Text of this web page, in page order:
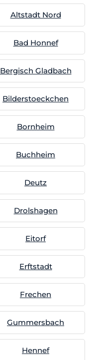
Altstadt Nord
Bad Honnef
Bergisch Gladbach
Bilderstoeckchen
Bornheim
Buchheim
Deutz
Drolshagen
Eitorf
Erftstadt
Frechen
Gummersbach
Hennef